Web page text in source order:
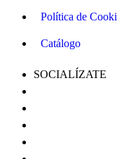
Política de
Catálogo
SOCIALÍZATE